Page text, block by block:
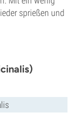
sprießen und